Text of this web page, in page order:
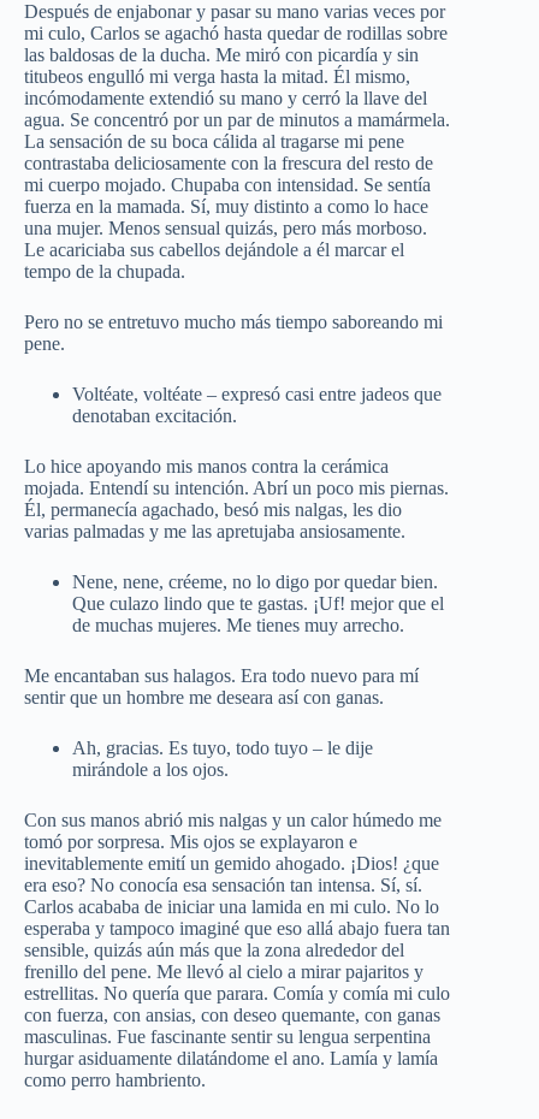
Después de enjabonar y pasar su mano varias veces por
mi culo, Carlos se agachó hasta quedar de rodillas sobre
las baldosas de la ducha. Me miró con picardía y sin
titubeos engulló mi verga hasta la mitad. Él mismo,
incómodamente extendió su mano y cerró la llave del
agua. Se concentró por un par de minutos a mamármela.
La sensación de su boca cálida al tragarse mi pene
contrastaba deliciosamente con la frescura del resto de
mi cuerpo mojado. Chupaba con intensidad. Se sentía
fuerza en la mamada. Sí, muy distinto a como lo hace
una mujer. Menos sensual quizás, pero más morboso.
Le acariciaba sus cabellos dejándole a él marcar el
tempo de la chupada.
Pero no se entretuvo mucho más tiempo saboreando mi
pene.
Voltéate, voltéate – expresó casi entre jadeos que
denotaban excitación.
Lo hice apoyando mis manos contra la cerámica
mojada. Entendí su intención. Abrí un poco mis piernas.
Él, permanecía agachado, besó mis nalgas, les dio
varias palmadas y me las apretujaba ansiosamente.
Nene, nene, créeme, no lo digo por quedar bien.
Que culazo lindo que te gastas. ¡Uf! mejor que el
de muchas mujeres. Me tienes muy arrecho.
Me encantaban sus halagos. Era todo nuevo para mí
sentir que un hombre me deseara así con ganas.
Ah, gracias. Es tuyo, todo tuyo – le dije
mirándole a los ojos.
Con sus manos abrió mis nalgas y un calor húmedo me
tomó por sorpresa. Mis ojos se explayaron e
inevitablemente emití un gemido ahogado. ¡Dios! ¿que
era eso? No conocía esa sensación tan intensa. Sí, sí.
Carlos acababa de iniciar una lamida en mi culo. No lo
esperaba y tampoco imaginé que eso allá abajo fuera tan
sensible, quizás aún más que la zona alrededor del
frenillo del pene. Me llevó al cielo a mirar pajaritos y
estrellitas. No quería que parara. Comía y comía mi culo
con fuerza, con ansias, con deseo quemante, con ganas
masculinas. Fue fascinante sentir su lengua serpentina
hurgar asiduamente dilatándome el ano. Lamía y lamía
como perro hambriento.